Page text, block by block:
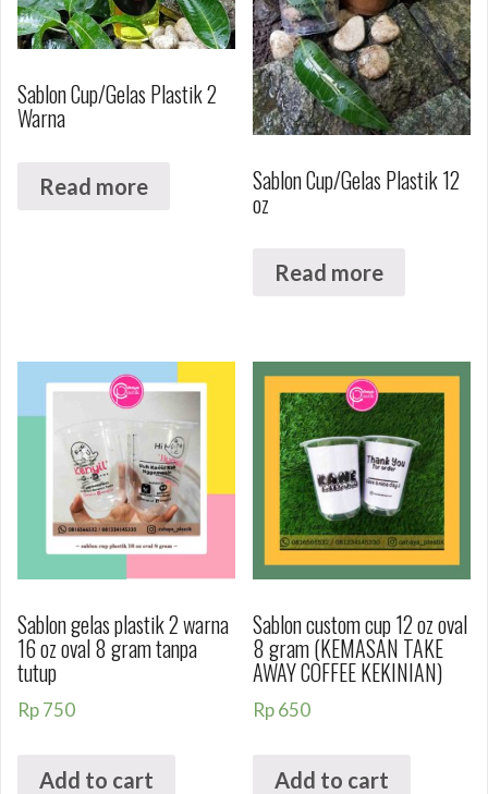
Sablon Cup/Gelas Plastik 2
Warna
Read more Sablon Cup/Gelas Plastik 12
oz
Read more
Sablon gelas plastik 2 warna
16 oz oval 8 gram tanpa
tutup
Rp750
Add to cart
Sablon custom cup 12 oz oval
8 gram (KEMASAN TAKE
AWAY COFFEE KEKINIAN)
Rp650
Add to cart